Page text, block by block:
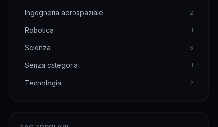
Ingegneria aerospaziale 2
Robotica 1
Scienza 3
Senza categoria 1
Tecnologia 2